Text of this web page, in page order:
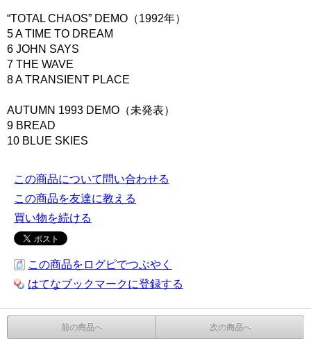
“TOTAL CHAOS” DEMO（1992年）
5 A TIME TO DREAM
6 JOHN SAYS
7 THE WAVE
8 A TRANSIENT PLACE
AUTUMN 1993 DEMO（未発表）
9 BREAD
10 BLUE SKIES
この商品について問い合わせる
この商品を友達に教える
買い物を続ける
この商品をログピでつぶやく
はてなブックマークに登録する
前の商品へ 次の商品へ